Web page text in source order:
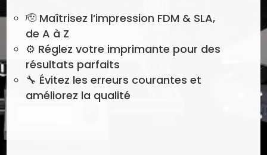
🫡 Maîtrisez l’impression FDM & SLA,
de A à Z
⚙️ Réglez votre imprimante pour des
résultats parfaits
🔧 Évitez les erreurs courantes et
améliorez la qualité